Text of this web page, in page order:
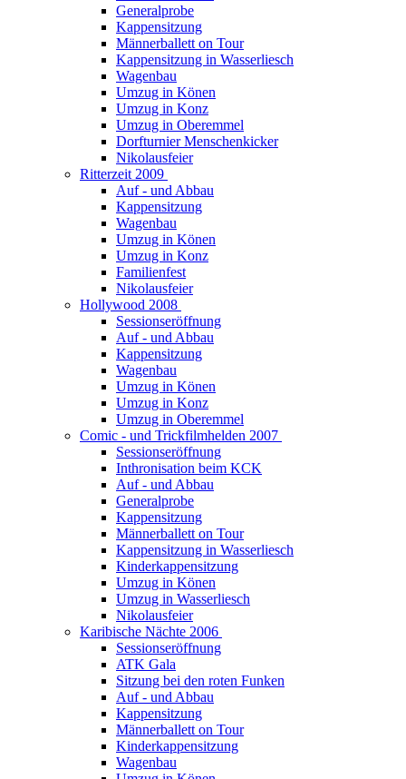
Generalprobe
Kappensitzung
Männerballett on Tour
Kappensitzung in Wasserliesch
Wagenbau
Umzug in Könen
Umzug in Konz
Umzug in Oberemmel
Dorfturnier Menschenkicker
Nikolausfeier
Ritterzeit 2009
Auf - und Abbau
Kappensitzung
Wagenbau
Umzug in Könen
Umzug in Konz
Familienfest
Nikolausfeier
Hollywood 2008
Sessionseröffnung
Auf - und Abbau
Kappensitzung
Wagenbau
Umzug in Könen
Umzug in Konz
Umzug in Oberemmel
Comic - und Trickfilmhelden 2007
Sessionseröffnung
Inthronisation beim KCK
Auf - und Abbau
Generalprobe
Kappensitzung
Männerballett on Tour
Kappensitzung in Wasserliesch
Kinderkappensitzung
Umzug in Könen
Umzug in Wasserliesch
Nikolausfeier
Karibische Nächte 2006
Sessionseröffnung
ATK Gala
Sitzung bei den roten Funken
Auf - und Abbau
Kappensitzung
Männerballett on Tour
Kinderkappensitzung
Wagenbau